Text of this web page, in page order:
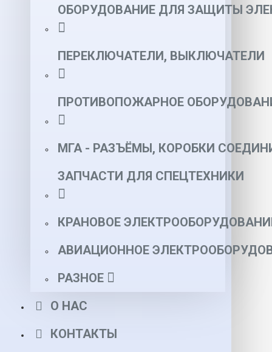
ОБОРУДОВАНИЕ ДЛЯ ЗАЩИТЫ
ПЕРЕКЛЮЧАТЕЛИ, ВЫКЛЮЧАТЕЛИ
ПРОТИВОПОЖАРНОЕ
МГА - РАЗЪЁМЫ, КОРОБКИ
ЗАПЧАСТИ ДЛЯ СПЕЦТЕХНИКИ
КРАНОВОЕ
АВИАЦИОННОЕ
РАЗНОЕ
О НАС
КОНТАКТЫ